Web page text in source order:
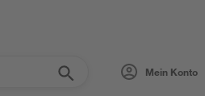
Mein Konto